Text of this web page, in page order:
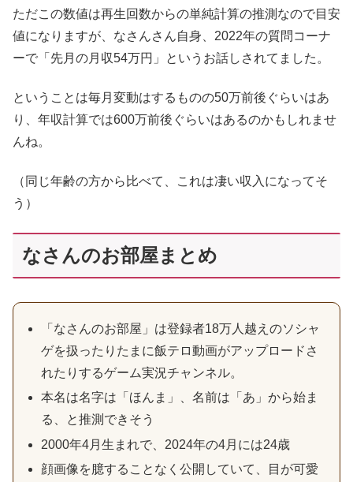
ただこの数値は再生回数からの単純計算の推測なので目安
値になりますが、なさんさん自身、2022年の質問コーナ
ーで「先月の月収54万円」というお話しされてました。
ということは毎月変動はするものの50万前後ぐらいはあ
り、年収計算では600万前後ぐらいはあるのかもしれませ
んね。
（同じ年齢の方から比べて、これは凄い収入になってそ
う）
なさんのお部屋まとめ
「なさんのお部屋」は登録者18万人越えのソシャ
ゲを扱ったりたまに飯テロ動画がアップロードさ
れたりするゲーム実況チャンネル。
本名は名字は「ほんま」、名前は「あ」から始ま
る、と推測できそう
2000年4月生まれで、2024年の4月には24歳
顔画像を臆することなく公開していて、目が可愛